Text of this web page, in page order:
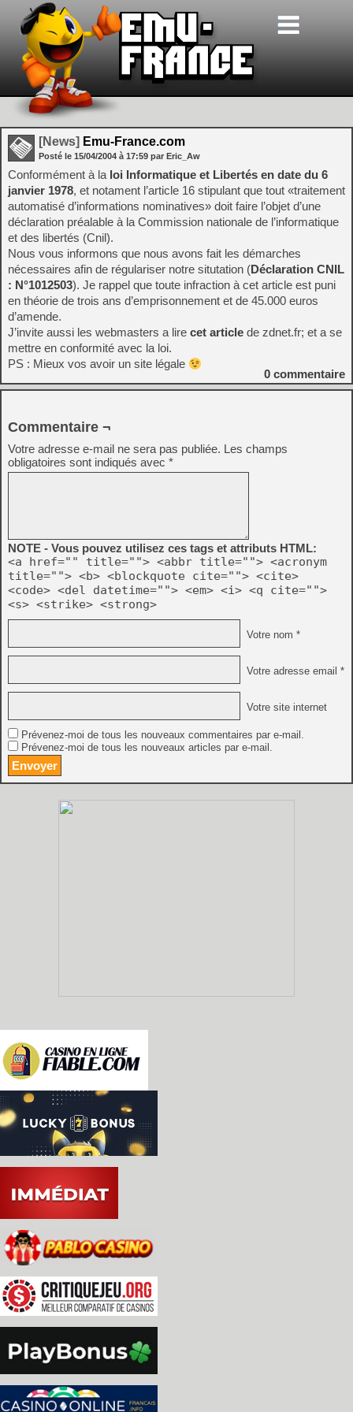
[News] Emu-France.com
Posté le 15/04/2004 à 17:59 par Eric_Aw
Conformément à la loi Informatique et Libertés en date du 6
janvier 1978, et notament l’article 16 stipulant que tout «traitement
automatisé d’informations nominatives» doit faire l’objet d’une
déclaration préalable à la Commission nationale de l’informatique
et des libertés (Cnil).
Nous vous informons que nous avons fait les démarches
nécessaires afin de régulariser notre situtation (Déclaration CNIL
: N°1012503). Je rappel que toute infraction à cet article est puni
en théorie de trois ans d’emprisonnement et de 45.000 euros
d’amende.
J’invite aussi les webmasters a lire cet article de zdnet.fr; et a se
mettre en conformité avec la loi.
PS : Mieux vos avoir un site légale
0 commentaire
Commentaire ¬
Votre adresse e-mail ne sera pas publiée. Les champs
obligatoires sont indiqués avec *
NOTE - Vous pouvez utilisez ces tags et attributs HTML:
<a href="" title=""> <abbr title=""> <acronym
title=""> <b> <blockquote cite=""> <cite>
<code> <del datetime=""> <em> <i> <q cite="">
<s> <strike> <strong>
Votre nom *
Votre adresse email *
Votre site internet
Prévenez-moi de tous les nouveaux commentaires par e-mail.
Prévenez-moi de tous les nouveaux articles par e-mail.